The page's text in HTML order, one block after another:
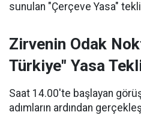
sunulan "Çerçeve Yasa"
Zirvenin Odak
Türkiye" Yasa
Saat 14.00'te başlayan
adımların ardından